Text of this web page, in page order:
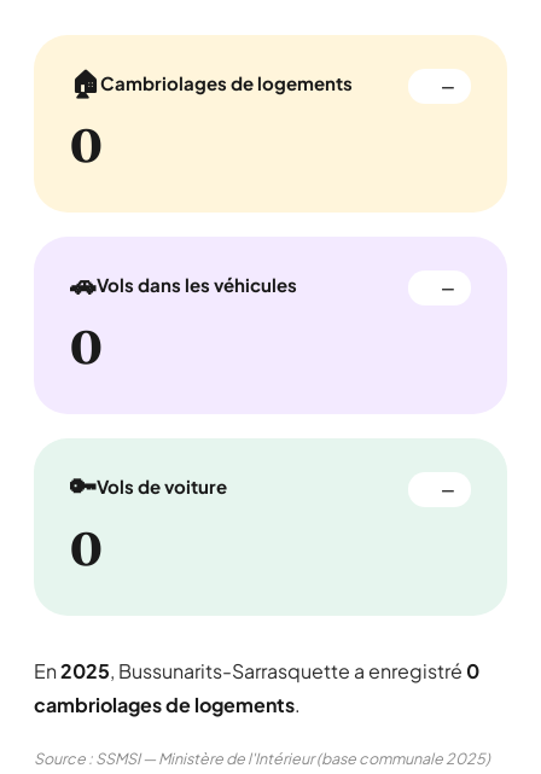
🏠Cambriolages de logements —
0
🚗Vols dans les véhicules —
0
🔑Vols de voiture —
0
En2025, Bussunarits-Sarrasquette a enregistré 0
cambriolages de logements.
Source : SSMSI — Ministère de l'Intérieur (base communale 2025)